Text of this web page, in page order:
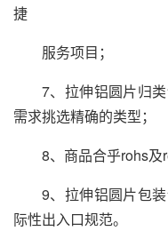
捷
服务项目；
7、拉伸铝圆片归
需求挑选精确的类型；
8、商品合乎rohs及
9、拉伸铝圆片包
际性出入口规范。